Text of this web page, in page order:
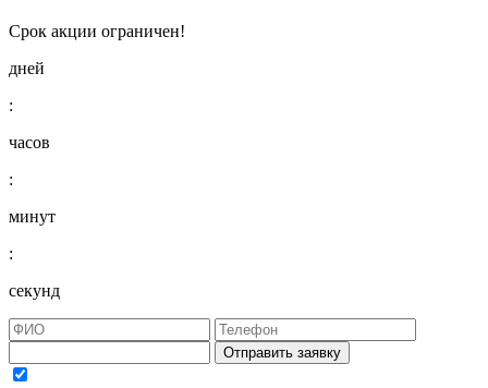
Срок акции ограничен!
дней
:
часов
:
минут
:
секунд
Отправить заявку